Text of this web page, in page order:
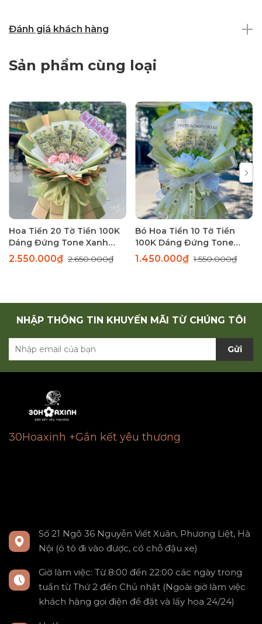
Đánh giá khách hàng
Sản phẩm cùng loại
Hoa Tiền 20 Tờ Tiền 100K
Dáng Đứng Tone Xanh
Sang Trọng
2.550.000₫ 2.650.000₫
Bó Hoa Tiền 10 Tờ Tiền
100K Dáng Đứng Tone
Xanh Thanh Lịch
1.450.000₫1.550.000₫
NHẬP THÔNG TIN KHUYẾN MÃI TỪ CHÚNG TÔI
Gửi
30Hoaxinh +Gắn kết yêu thương
Số 21 Ngõ 36 Nguyễn Viết Xuân, Phương Liệt, Hà
Nội (ô tô đi vào được, có chỗ đậu xe)
Giờ làm việc: Từ 8:00 đến 22:00 các ngày trong
tuần từ Thứ 2 đến Chủ nhật (Ngoài giờ làm việc
khách hàng gọi điện để đặt và lấy hoa 24/24)